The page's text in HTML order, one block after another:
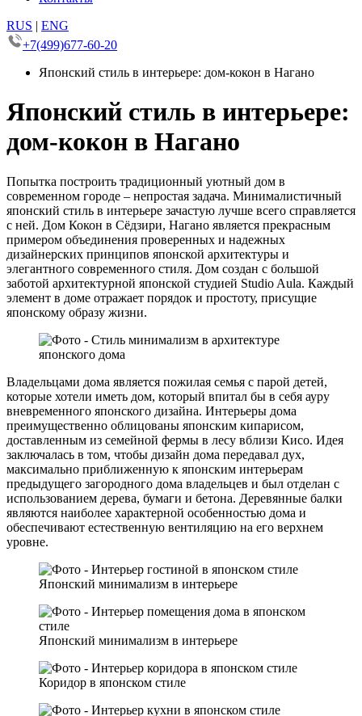
RUS | ENG
+7(499)677-60-20
Японский стиль в интерьере: дом-кокон в Нагано
Японский стиль в интерьере:
дом-кокон в Нагано
Попытка построить традиционный уютный дом в
современном городе – непростая задача. Минималистичный
японский стиль в интерьере зачастую лучше всего справляется
с ней. Дом Кокон в Сёдзири, Нагано является прекрасным
примером объединения проверенных и надежных
дизайнерских принципов японской архитектуры и
элегантного современного стиля. Дом создан с большой
заботой архитектурной японской студией Studio Aula. Каждый
элемент в доме отражает порядок и простоту, присущие
японскому образу жизни.
Владельцами дома является пожилая семья с парой детей,
которые хотели иметь дом, который впитал бы в себя ауру
вневременного японского дизайна. Интерьеры дома
преимущественно облицованы японским кипарисом,
доставленным из семейной фермы в лесу вблизи Кисо. Идея
заключалась в том, чтобы дизайн дома передавал дух,
максимально приближенную к японским интерьерам
предыдущего загородного дома владельцев и был отделан с
использованием дерева, бумаги и бетона. Деревянные балки
являются наиболее характерной особенностью дома и
обеспечивают естественную вентиляцию на его верхнем
уровне.
Японский минимализм в интерьере
Японский минимализм в интерьере
Коридор в японском стиле